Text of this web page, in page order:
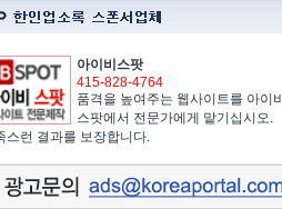
아이비스팟
415-828-4764
품격을 높여주는 웹사이트를 아이비
스팟에서 전문가에게 맡기십시오.
스런 결과를 보장합니다.